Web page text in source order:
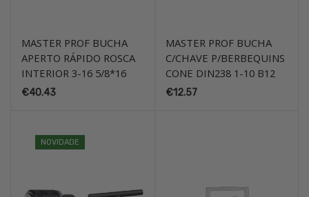
MASTER PROF BUCHA
APERTO RÁPIDO ROSCA
INTERIOR 3-16 5/8*16
€40.43
MASTER PROF BUCHA
C/CHAVE P/BERBEQUINS
CONE DIN238 1-10 B12
€12.57
NOVIDADE